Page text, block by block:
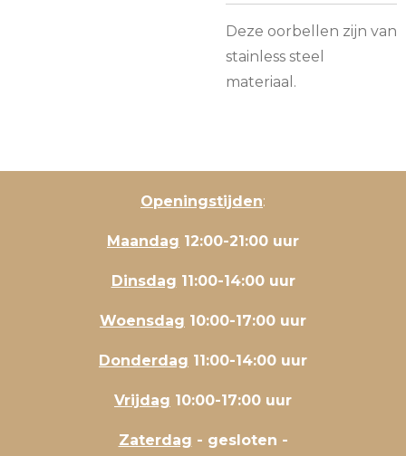
Deze oorbellen zijn van
stainless steel
materiaal.
Openingstijden:
Maandag 12:00-21:00 uur
Dinsdag 11:00-14:00 uur
Woensdag 10:00-17:00 uur
Donderdag 11:00-14:00 uur
Vrijdag 10:00-17:00 uur
Zaterdag - gesloten -